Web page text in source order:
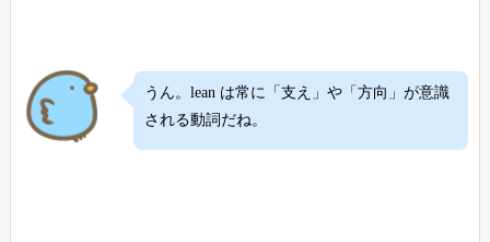
うん。lean は常に「支え」や「方向」が意識
される動詞だね。